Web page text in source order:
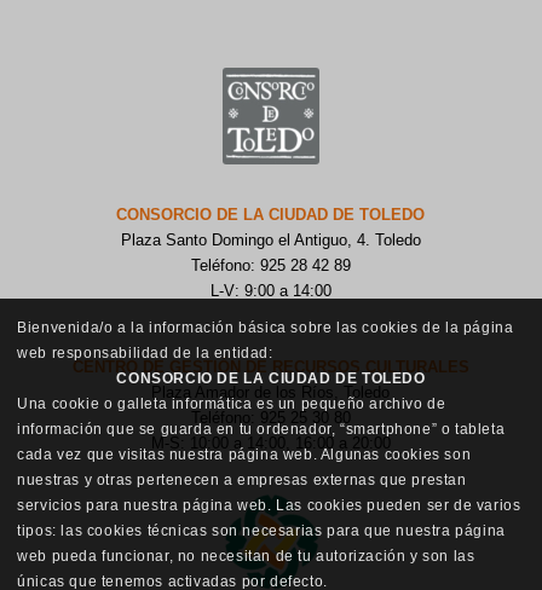
CONSORCIO DE LA CIUDAD DE TOLEDO
Plaza Santo Domingo el Antiguo, 4. Toledo
Teléfono: 925 28 42 89
L-V: 9:00 a 14:00
CENTRO DE GESTIÓN DE RECURSOS CULTURALES
Plaza Amador de los Ríos, Toledo
Teléfono: 925 25 30 80
M-S: 10:00 a 14:00, 16:00 a 20:00
Bienvenida/o a la información básica sobre las cookies de la página
web responsabilidad de la entidad:
CONSORCIO DE LA CIUDAD DE TOLEDO
Una cookie o galleta informática es un pequeño archivo de
información que se guarda en tu ordenador, “smartphone” o tableta
cada vez que visitas nuestra página web. Algunas cookies son
nuestras y otras pertenecen a empresas externas que prestan
servicios para nuestra página web. Las cookies pueden ser de varios
tipos: las cookies técnicas son necesarias para que nuestra página
web pueda funcionar, no necesitan de tu autorización y son las
únicas que tenemos activadas por defecto.